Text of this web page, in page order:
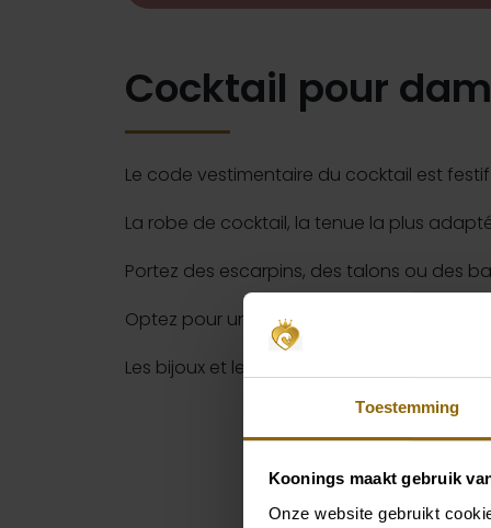
Toestemming
Koonings maakt gebruik
Onze website gebruikt
Cocktail pour
Le code vestimentaire du cocktail est
La robe de cocktail, la tenue la plus
Portez des escarpins, des talons ou des
Optez pour une pochette ou un petit sac à
Les bijoux et le maquillage qui attirent le